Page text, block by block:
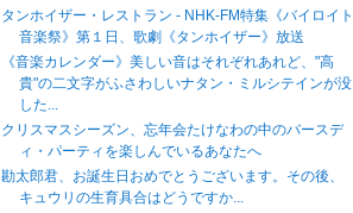
タンホイザー・レストラン - NHK-FM特集《バイロイト
音楽祭》第１日、歌劇《タンホイザー》放送
《音楽カレンダー》美しい音はそれぞれあれど、"高
貴"の二文字がふさわしいナタン・ミルシテインが没
した...
クリスマスシーズン、忘年会たけなわの中のバースデ
ィ・パーティを楽しんでいるあなたへ
勘太郎君、お誕生日おめでとうございます。その後、
キュウリの生育具合はどうですか...